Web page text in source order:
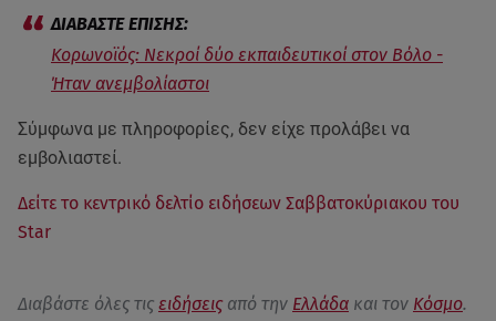
Κορωνοϊός: Νεκροί δύο εκπαιδευτικοί στον Βόλο -
Ήταν ανεμβολίαστοι
Σύμφωνα με πληροφορίες, δεν είχε προλάβει να
εμβολιαστεί.
Δείτε το κεντρικό δελτίο ειδήσεων Σαββατοκύριακου του
Star
Διαβάστε όλες τις ειδήσεις από την Ελλάδα και τον Κόσμο.